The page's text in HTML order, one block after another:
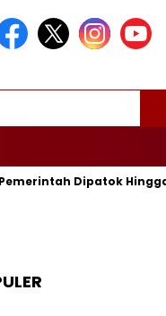
Dipatok Hingga